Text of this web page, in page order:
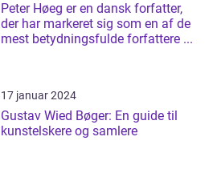
Peter Høeg er en dansk forfatter,
der har markeret sig som en af de
mest betydningsfulde forfattere ...
17 januar 2024
Gustav Wied Bøger: En guide til
kunstelskere og samlere